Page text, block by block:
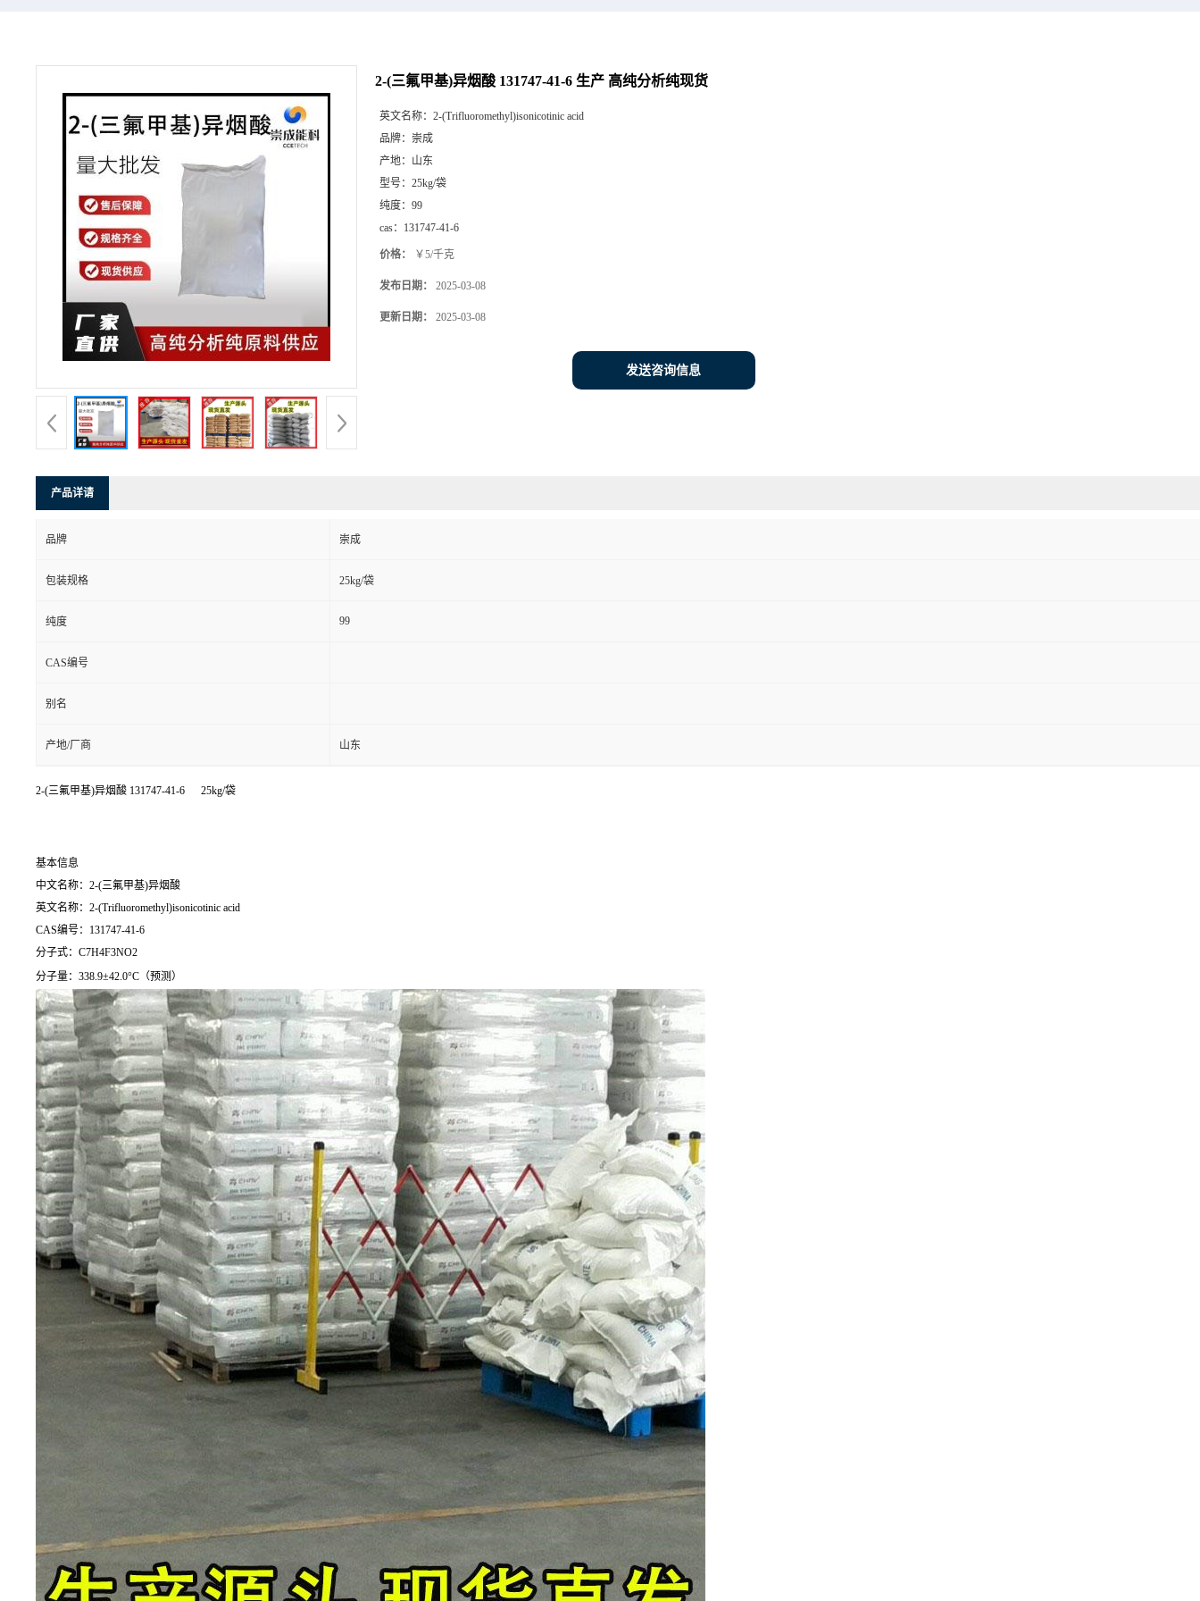
2-(三氟甲基)异烟酸 131747-41-6 生产 高纯分析纯现货
英文名称： 2-(Trifluoromethyl)isonicotinic acid
品牌： 崇成
产地： 山东
型号： 25kg/袋
纯度： 99
cas： 131747-41-6
价格： ￥5/千克
发布日期： 2025-03-08
更新日期： 2025-03-08
发送咨询信息
产品详请
品牌 崇成
包装规格 25kg/袋
纯度 99
CAS编号
别名
产地/厂商 山东
2-(三氟甲基)异烟酸 131747-41-6 25kg/袋
基本信息
中文名称：2-(三氟甲基)异烟酸
英文名称：2-(Trifluoromethyl)isonicotinic acid
CAS编号：131747-41-6
分子式：C7H4F3NO2
分子量：338.9±42.0°C（预测）